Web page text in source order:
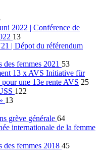
2022 | Conférence de
13
| Dépot du référendum
des femmes 2021 53
13 x AVS Initiative für
une 13e rente AVS 25
122
13
grève générale 64
internationale de la femme
des femmes 2018 45